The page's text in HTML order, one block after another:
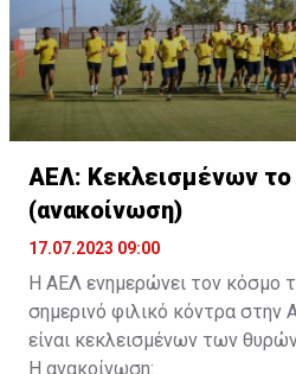
ΑΕΛ: Κεκλεισμένων το
(ανακοίνωση)
17.07.2023 09:00
Η ΑΕΛ ενημερώνει τον κόσμο
σημερινό φιλικό κόντρα στην
είναι κεκλεισμένων των
Η ανακοίνωση: